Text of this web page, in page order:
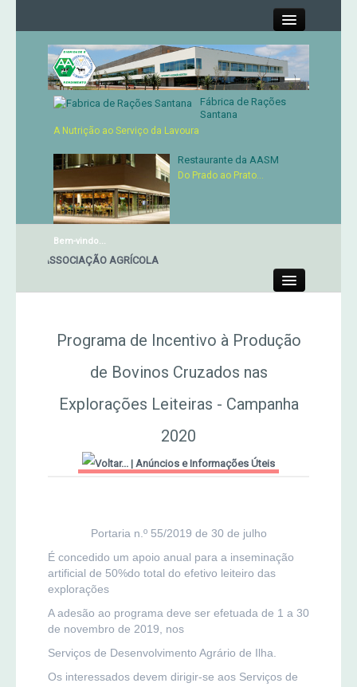
Contactos
Cartão de Sócio
Publicações AASM
Fábrica de Rações
Santana
A Nutrição ao Serviço da Lavoura
Restaurante da AASM
Do Prado ao Prato...
Bem-vindo...
DA ASSOCIAÇÃO AGRÍCOLA
MERCADO AGRÍCOLA DE SANTANA
Programa de Incentivo à Produção
de Bovinos Cruzados nas
Explorações Leiteiras - Campanha
2020
| Anúncios e Informações Úteis
Portaria n.º 55/2019 de 30 de julho
É concedido um apoio anual para a inseminação
artificial de 50%do total do efetivo leiteiro das
explorações
A adesão ao programa deve ser efetuada de 1 a 30
de novembro de 2019, nos
Serviços de Desenvolvimento Agrário de Ilha.
Os interessados devem dirigir-se aos Serviços de